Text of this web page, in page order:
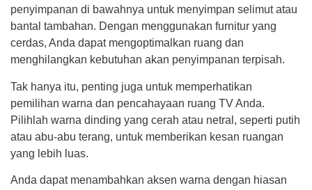
penyimpanan di bawahnya untuk menyimpan selimut atau
bantal tambahan. Dengan menggunakan furnitur yang
cerdas, Anda dapat mengoptimalkan ruang dan
menghilangkan kebutuhan akan penyimpanan terpisah.
Tak hanya itu, penting juga untuk memperhatikan
pemilihan warna dan pencahayaan ruang TV Anda.
Pilihlah warna dinding yang cerah atau netral, seperti putih
atau abu-abu terang, untuk memberikan kesan ruangan
yang lebih luas.
Anda dapat menambahkan aksen warna dengan hiasan